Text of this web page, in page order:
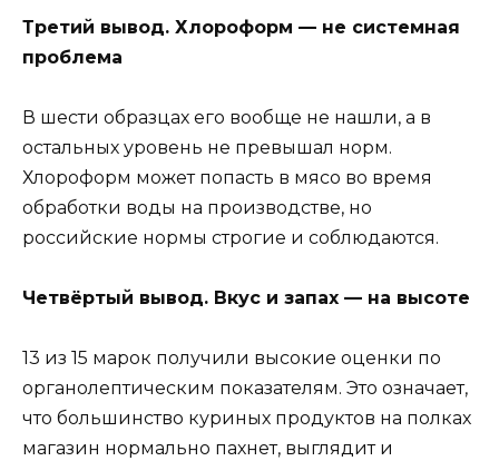
Третий вывод. Хлороформ — не системная
проблема
В шести образцах его вообще не нашли, а в
остальных уровень не превышал норм.
Хлороформ может попасть в мясо во время
обработки воды на производстве, но
российские нормы строгие и соблюдаются.
Четвёртый вывод. Вкус и запах — на высоте
13 из 15 марок получили высокие оценки по
органолептическим показателям. Это означает,
что большинство куриных продуктов на полках
магазин нормально пахнет, выглядит и